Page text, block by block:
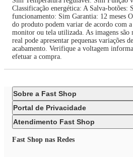
Classificação energética: A Salva-botões:
funcionamento: Sim Garantia: 12 meses
do produto podem variar de acordo com
monitor ou tela utilizada. As imagens
real pode apresentar pequenas variações
acabamento. Verifique a voltagem
efetuar a compra.
Sobre a Fast Shop
Portal de Privacidade
Atendimento Fast Shop
Fast Shop nas Redes